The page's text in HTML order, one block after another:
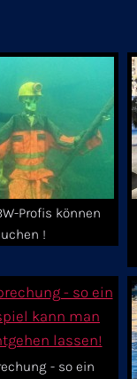
Profis können
!
- so ein